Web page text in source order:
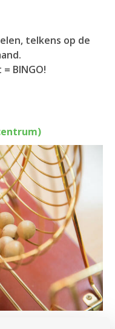
telkens op de
BINGO!